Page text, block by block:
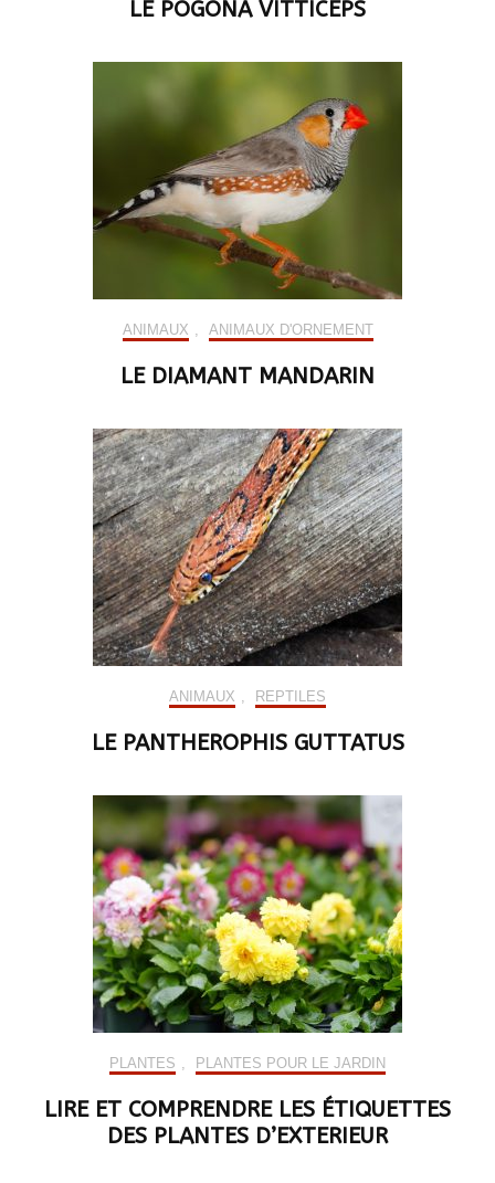
LE POGONA VITTICEPS
ANIMAUX , ANIMAUX D'ORNEMENT
LE DIAMANT MANDARIN
ANIMAUX , REPTILES
LE PANTHEROPHIS GUTTATUS
PLANTES , PLANTES POUR LE JARDIN
LIRE ET COMPRENDRE LES ÉTIQUETTES
DES PLANTES D’EXTERIEUR